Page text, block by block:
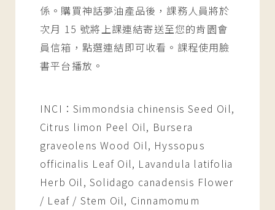
係。購買神話夢油產品後，課務人員將於
次月 15 號將上課連結寄送至您的肯園會
員信箱，點選連結即可收看。課程使用臉
書平台播放。
INCI：Simmondsia chinensis Seed Oil,
Citrus limon Peel Oil, Bursera
graveolens Wood Oil, Hyssopus
officinalis Leaf Oil, Lavandula latifolia
Herb Oil, Solidago canadensis Flower
/ Leaf / Stem Oil, Cinnamomum